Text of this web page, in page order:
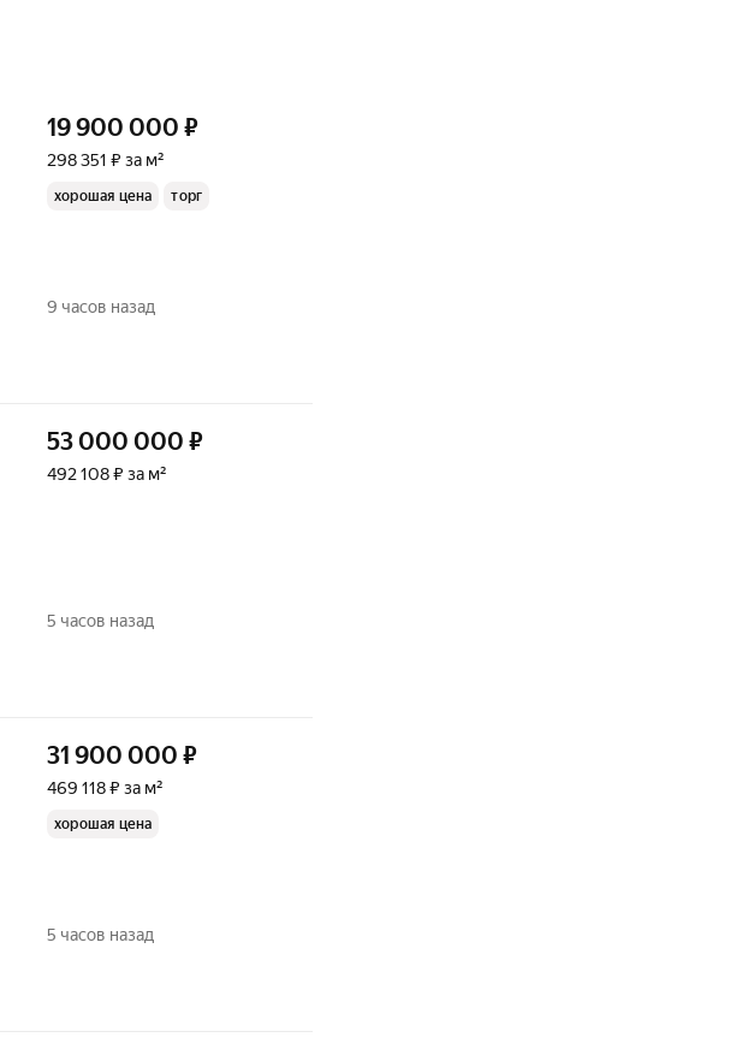
19 900 000 ₽
298 351 ₽ за м²
хорошая цена торг
9 часов назад
53 000 000 ₽
492 108 ₽ за м²
5 часов назад
31 900 000 ₽
469 118 ₽ за м²
хорошая цена
5 часов назад